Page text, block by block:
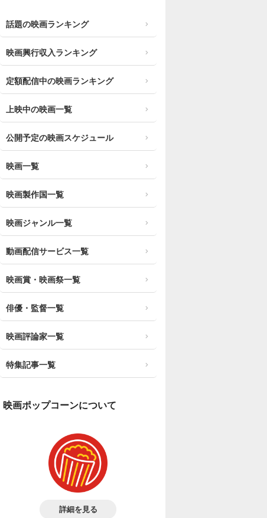
話題の映画ランキング
映画興行収入ランキング
定額配信中の映画ランキング
上映中の映画一覧
公開予定の映画スケジュール
映画一覧
映画製作国一覧
映画ジャンル一覧
動画配信サービス一覧
映画賞・映画祭一覧
俳優・監督一覧
映画評論家一覧
特集記事一覧
映画ポップコーンについて
詳細を見る